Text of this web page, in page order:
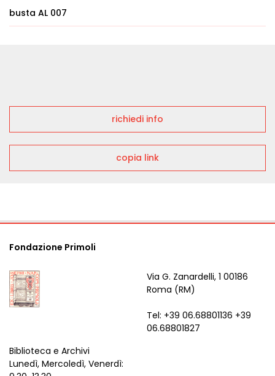
busta AL 007
richiedi info
copia link
Fondazione Primoli
Via G. Zanardelli, 1 00186
Roma (RM)
Tel: +39 06.68801136 +39
06.68801827
Biblioteca e Archivi
Lunedì, Mercoledì, Venerdì: